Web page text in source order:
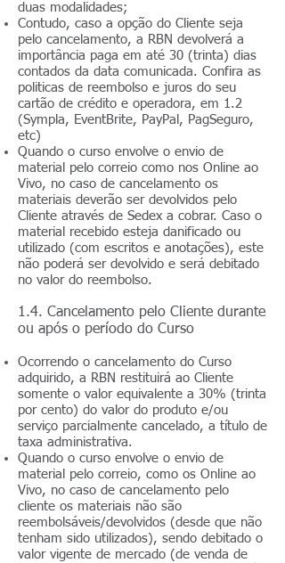
duas modalidades;
Contudo, caso a opção do Cliente seja
pelo cancelamento, a RBN devolverá a
importância paga em até 30 (trinta) dias
contados da data comunicada. Confira as
politicas de reembolso e juros do seu
cartão de crédito e operadora, em 1.2
(Sympla, EventBrite, PayPal, PagSeguro,
etc)
Quando o curso envolve o envio de
material pelo correio como nos Online ao
Vivo, no caso de cancelamento os
materiais deverão ser devolvidos pelo
Cliente através de Sedex a cobrar. Caso o
material recebido esteja danificado ou
utilizado (com escritos e anotações), este
não poderá ser devolvido e será debitado
no valor do reembolso.
1.4. Cancelamento pelo Cliente durante
ou após o período do Curso
Ocorrendo o cancelamento do Curso
adquirido, a RBN restituirá ao Cliente
somente o valor equivalente a 30% (trinta
por cento) do valor do produto e/ou
serviço parcialmente cancelado, a título de
taxa administrativa.
Quando o curso envolve o envio de
material pelo correio, como os Online ao
Vivo, no caso de cancelamento pelo
cliente os materiais não são
reembolsáveis/devolvidos (desde que não
tenham sido utilizados), sendo debitado o
valor vigente de mercado (de venda de